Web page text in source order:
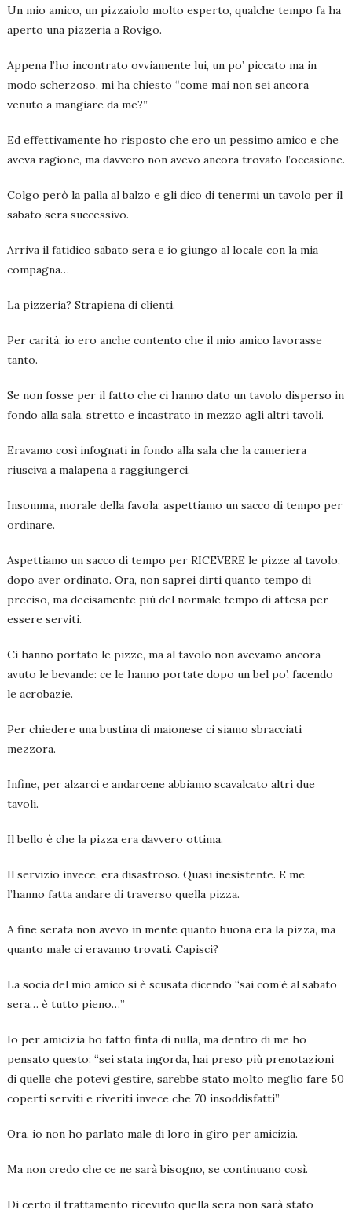
Un mio amico, un pizzaiolo molto esperto, qualche tempo fa ha
aperto una pizzeria a Rovigo.
Appena l’ho incontrato ovviamente lui, un po’ piccato ma in
modo scherzoso, mi ha chiesto “come mai non sei ancora
venuto a mangiare da me?”
Ed effettivamente ho risposto che ero un pessimo amico e che
aveva ragione, ma davvero non avevo ancora trovato l’occasione.
Colgo però la palla al balzo e gli dico di tenermi un tavolo per il
sabato sera successivo.
Arriva il fatidico sabato sera e io giungo al locale con la mia
compagna…
La pizzeria? Strapiena di clienti.
Per carità, io ero anche contento che il mio amico lavorasse
tanto.
Se non fosse per il fatto che ci hanno dato un tavolo disperso in
fondo alla sala, stretto e incastrato in mezzo agli altri tavoli.
Eravamo così infognati in fondo alla sala che la cameriera
riusciva a malapena a raggiungerci.
Insomma, morale della favola: aspettiamo un sacco di tempo per
ordinare.
Aspettiamo un sacco di tempo per RICEVERE le pizze al tavolo,
dopo aver ordinato. Ora, non saprei dirti quanto tempo di
preciso, ma decisamente più del normale tempo di attesa per
essere serviti.
Ci hanno portato le pizze, ma al tavolo non avevamo ancora
avuto le bevande: ce le hanno portate dopo un bel po’, facendo
le acrobazie.
Per chiedere una bustina di maionese ci siamo sbracciati
mezzora.
Infine, per alzarci e andarcene abbiamo scavalcato altri due
tavoli.
Il bello è che la pizza era davvero ottima.
Il servizio invece, era disastroso. Quasi inesistente. E me
l’hanno fatta andare di traverso quella pizza.
A fine serata non avevo in mente quanto buona era la pizza, ma
quanto male ci eravamo trovati. Capisci?
La socia del mio amico si è scusata dicendo “sai com’è al sabato
sera… è tutto pieno…”
Io per amicizia ho fatto finta di nulla, ma dentro di me ho
pensato questo: “sei stata ingorda, hai preso più prenotazioni
di quelle che potevi gestire, sarebbe stato molto meglio fare 50
coperti serviti e riveriti invece che 70 insoddisfatti”
Ora, io non ho parlato male di loro in giro per amicizia.
Ma non credo che ce ne sarà bisogno, se continuano così.
Di certo il trattamento ricevuto quella sera non sarà stato